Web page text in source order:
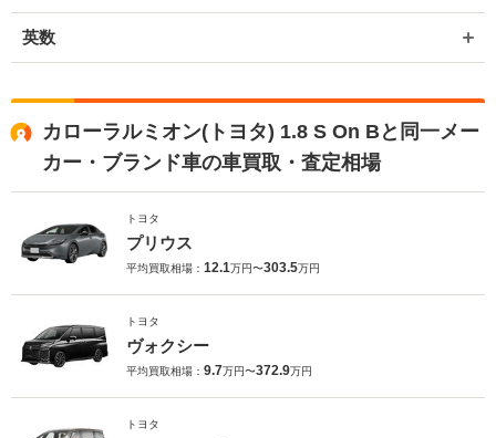
英数
カローラルミオン(トヨタ) 1.8 S On Bと同一メー
カー・ブランド車の車買取・査定相場
トヨタ
プリウス
平均買取相場： 12.1万円〜303.5万円
トヨタ
ヴォクシー
平均買取相場： 9.7万円〜372.9万円
トヨタ